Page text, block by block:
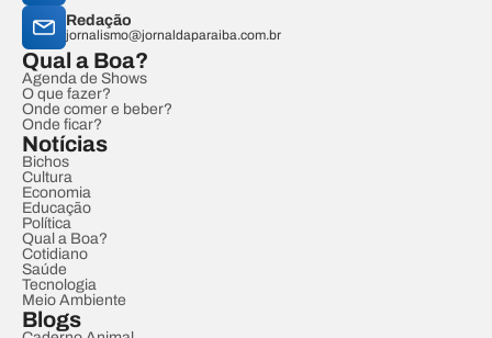
Redação
jornalismo@jornaldaparaiba.com.br
Qual a Boa?
Agenda de Shows
O que fazer?
Onde comer e beber?
Onde ficar?
Notícias
Bichos
Cultura
Economia
Educação
Política
Qual a Boa?
Cotidiano
Saúde
Tecnologia
Meio Ambiente
Blogs